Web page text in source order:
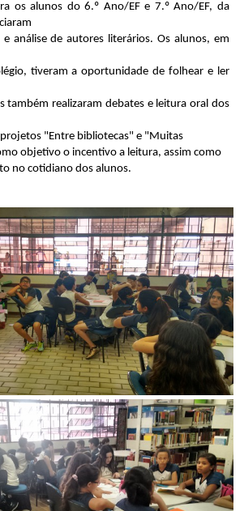
os alunos do 6.º Ano/EF e 7.º Ano/EF, da
análise de autores literários. Os alunos, em
tiveram a oportunidade de folhear e ler
também realizaram debates e leitura oral dos
"Entre bibliotecas" e "Muitas
objetivo o incentivo a leitura, assim como
no cotidiano dos alunos.